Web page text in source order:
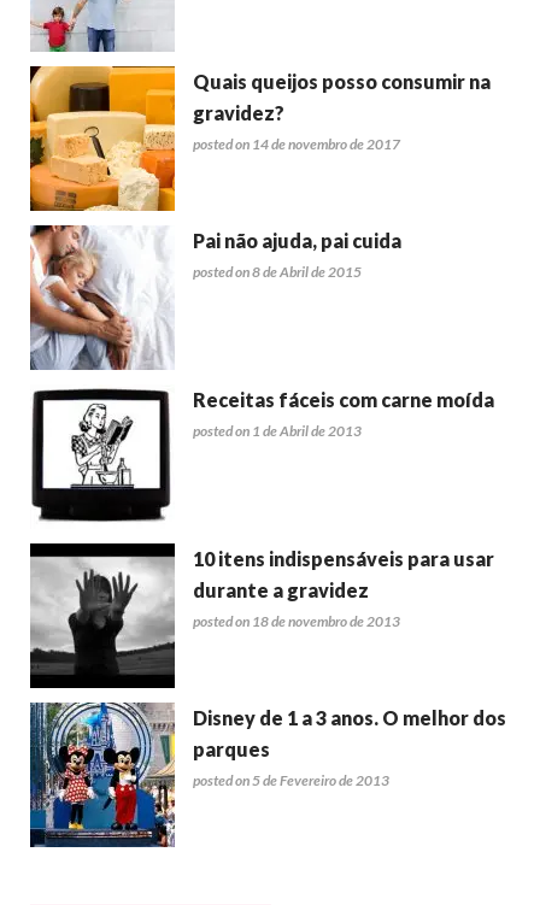
Quais queijos posso consumir na
gravidez?
posted on 14 de novembro de 2017
Pai não ajuda, pai cuida
posted on 8 de Abril de 2015
Receitas fáceis com carne moída
posted on 1 de Abril de 2013
10 itens indispensáveis para usar
durante a gravidez
posted on 18 de novembro de 2013
Disney de 1 a 3 anos. O melhor dos
parques
posted on 5 de Fevereiro de 2013